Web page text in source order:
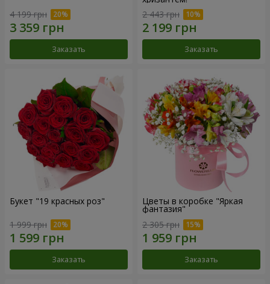
4 199 грн
Заказать
2 443 грн
Заказать
Букет "19 красных роз"
1 999 грн
Заказать
Цветы в коробке "Яркая
фантазия"
2 305 грн
Заказать